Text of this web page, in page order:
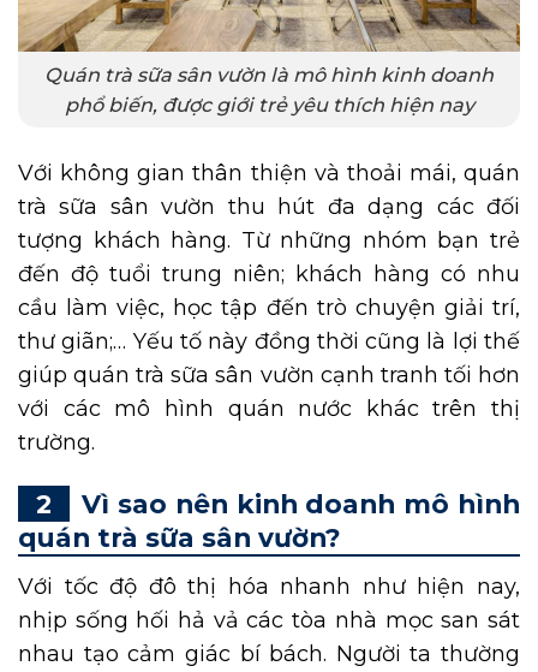
Quán trà sữa sân vườn là mô hình kinh doanh
phổ biến, được giới trẻ yêu thích hiện nay
Với không gian thân thiện và thoải mái, quán
trà sữa sân vườn thu hút đa dạng các đối
tượng khách hàng. Từ những nhóm bạn trẻ
đến độ tuổi trung niên; khách hàng có nhu
cầu làm việc, học tập đến trò chuyện giải trí,
thư giãn;… Yếu tố này đồng thời cũng là lợi thế
giúp quán trà sữa sân vườn cạnh tranh tối hơn
với các mô hình quán nước khác trên thị
trường.
Vì sao nên kinh doanh mô hình
quán trà sữa sân vườn?
Với tốc độ đô thị hóa nhanh như hiện nay,
nhịp sống hối hả vả các tòa nhà mọc san sát
nhau tạo cảm giác bí bách. Người ta thường